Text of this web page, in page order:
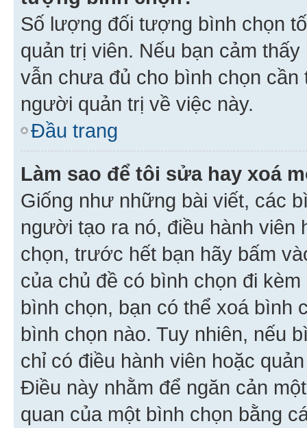
Số lượng đối tượng bình chọn
quản trị viên. Nếu bạn cảm
vẫn chưa đủ cho bình chọn
người quản trị về việc này.
Đầu trang
Làm sao để tôi sửa hay xoá
Giống như những bài viết, các
người tạo ra nó, điều hành
chọn, trước hết bạn hãy bấm
của chủ đề có bình chọn đi
bình chọn, bạn có thể xoá bình
bình chọn nào. Tuy nhiên, nếu
chỉ có điều hành viên hoặc
Điều này nhằm để ngăn cản
quan của một bình chọn bằng